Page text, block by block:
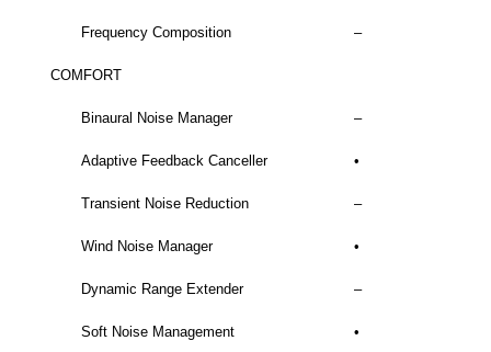
Frequency Composition –
COMFORT
Binaural Noise Manager –
Adaptive Feedback Canceller •
Transient Noise Reduction –
Wind Noise Manager •
Dynamic Range Extender –
Soft Noise Management •